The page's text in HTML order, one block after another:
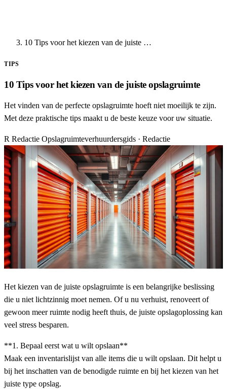
10 Tips voor het kiezen van de juiste …
TIPS
10 Tips voor het kiezen van de juiste opslagruimte
Het vinden van de perfecte opslagruimte hoeft niet moeilijk te zijn.
Met deze praktische tips maakt u de beste keuze voor uw situatie.
R Redactie Opslagruimteverhuurdersgids · Redactie
Het kiezen van de juiste opslagruimte is een belangrijke beslissing
die u niet lichtzinnig moet nemen. Of u nu verhuist, renoveert of
gewoon meer ruimte nodig heeft thuis, de juiste opslagoplossing kan
veel stress besparen.
**1. Bepaal eerst wat u wilt opslaan**
Maak een inventarislijst van alle items die u wilt opslaan. Dit helpt u
bij het inschatten van de benodigde ruimte en bij het kiezen van het
juiste type opslag.